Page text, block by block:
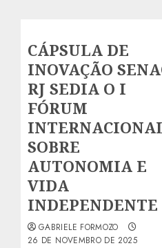
CÁPSULA DE
INOVAÇÃO
RJ SEDIA O I
FÓRUM
SOBRE
AUTONOMIA E
VIDA
INDEPENDENTE
GABRIELE FORMOZO
26 DE NOVEMBRO DE 2025